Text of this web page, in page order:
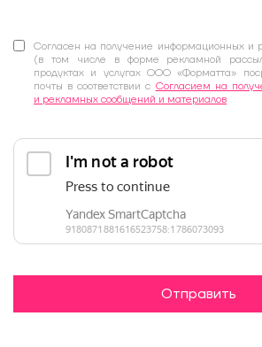
Согласен на получение информационных и
(в том числе в форме рекламной
продуктах и услугах ООО «Форматта»
почты в соответствии с Согласием на
и рекламных сообщений и материалов
Отправить